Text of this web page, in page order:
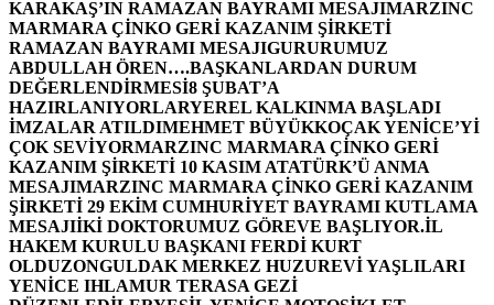
KARAKAŞ’IN RAMAZAN BAYRAMI MESAJIMARZINC
MARMARA ÇİNKO GERİ KAZANIM ŞİRKETİ
RAMAZAN BAYRAMI MESAJIGURURUMUZ
ABDULLAH ÖREN….BAŞKANLARDAN DURUM
DEĞERLENDİRMESİ8 ŞUBAT’A
HAZIRLANIYORLARYEREL KALKINMA BAŞLADI
İMZALAR ATILDIMEHMET BÜYÜKKOÇAK YENİCE’Yİ
ÇOK SEVİYORMARZINC MARMARA ÇİNKO GERİ
KAZANIM ŞİRKETİ 10 KASIM ATATÜRK’Ü ANMA
MESAJIMARZINC MARMARA ÇİNKO GERİ KAZANIM
ŞİRKETİ 29 EKİM CUMHURİYET BAYRAMI KUTLAMA
MESAJIİKİ DOKTORUMUZ GÖREVE BAŞLIYOR.İL
HAKEM KURULU BAŞKANI FERDİ KURT
OLDUZONGULDAK MERKEZ HUZUREVİ YAŞLILARI
YENİCE IHLAMUR TERASA GEZİ